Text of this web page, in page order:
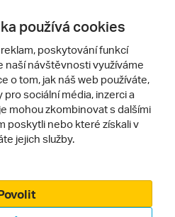
Kontakty
Nastavení cookies
Mobilní verze webu
používá cookies
poskytování funkcí
naší návštěvnosti využíváme
o tom, jak náš web používáte,
sociální média, inzerci a
mohou zkombinovat s dalšími
poskytli nebo které získali v
jejich služby.